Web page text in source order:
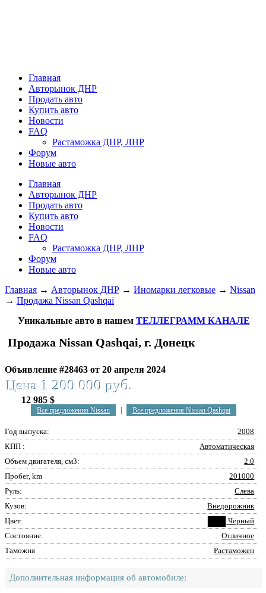
Главная
Авторынок ДНР
Продать авто
Купить авто
Новости
FAQ
Растаможка ДНР, ЛНР
Форум
Новые авто
Главная
Авторынок ДНР
Продать авто
Купить авто
Новости
FAQ
Растаможка ДНР, ЛНР
Форум
Новые авто
Главная → Авторынок ДНР → Иномарки легковые → Nissan
→ Продажа Nissan Qashqai
Уникальные авто в нашем ТЕЛЛЕГРАММ КАНАЛЕ
Продажа Nissan Qashqai, г. Донецк
Объявление #28463 от 20 апреля 2024
Цена 1 200 000 руб.
12 985 $
Все предложения Nissan Все предложения Nissan Qashqai
Год выпуска:
2008
КПП :
Автоматическая
Объем двигателя, см3:
2.0
Пробег, km
201000
Руль:
Слева
Кузов:
Внедорожник
Цвет:
Черный
Состояние:
Отличное
Таможня
Растаможен
Дополнительная информация об автомобиле: